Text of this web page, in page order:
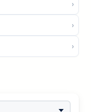
›
›
›